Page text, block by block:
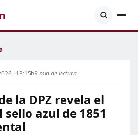
· 13:15h3 min de lectura
la DPZ revela el
azul de 1851